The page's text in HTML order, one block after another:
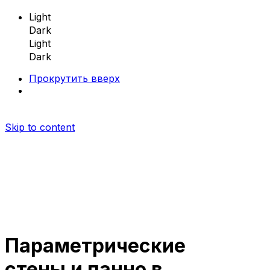
Light
Dark
Light
Dark
Прокрутить вверх
Skip to content
Параметрическая мебель
Параметрические скамейки
Параметрические